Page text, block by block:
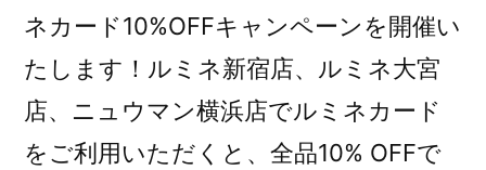
ネカード10%OFFキャンペーンを開催い
たします！ルミネ新宿店、ルミネ大宮
店、ニュウマン横浜店でルミネカード
をご利用いただくと、全品10% OFFで